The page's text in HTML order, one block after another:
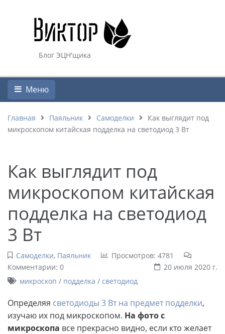
Блог ЭЦН'щика
Меню
Главная Паяльник Самоделки
Как выглядит под
микроскопом китайская подделка на светодиод 3 Вт
Как выглядит под
микроскопом китайская
подделка на светодиод
3 Вт
Самоделки, Паяльник
Просмотров: 4781
Комментарии: 0
20 июля 2020 г.
микроскоп / подделка / светодиод
Определяя светодиоды 3 Вт на предмет подделки,
изучаю их под микроскопом. На фото с
микроскопа все прекрасно видно, если кто желает